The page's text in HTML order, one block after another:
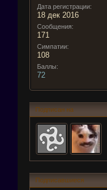
Дата регистрации:
18 дек 2016
Сообщения:
171
Симпатии:
108
Баллы:
72
Подписан на
Подписавшиеся